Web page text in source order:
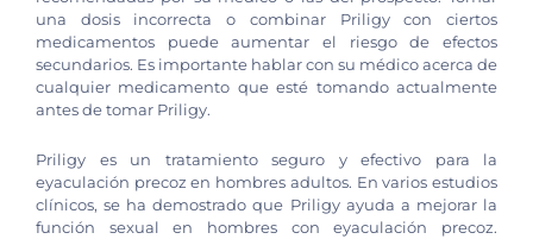
una dosis incorrecta o combinar Priligy con ciertos
medicamentos puede aumentar el riesgo de efectos
secundarios. Es importante hablar con su médico acerca de
cualquier medicamento que esté tomando actualmente
antes de tomar Priligy.
Priligy es un tratamiento seguro y efectivo para la
eyaculación precoz en hombres adultos. En varios estudios
clínicos, se ha demostrado que Priligy ayuda a mejorar la
función sexual en hombres con eyaculación precoz.